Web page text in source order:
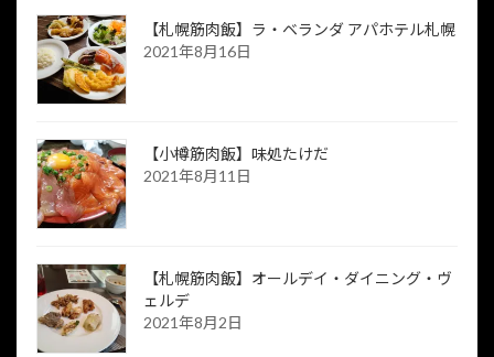
【札幌筋肉飯】ラ・ベランダ アパホテル札幌
2021年8月16日
【小樽筋肉飯】味処たけだ
2021年8月11日
【札幌筋肉飯】オールデイ・ダイニング・ヴ
ェルデ
2021年8月2日